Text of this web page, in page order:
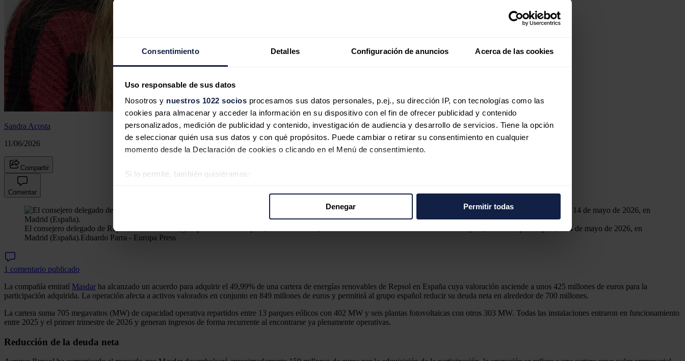
Consentimiento Detalles Configuración de anuncios Acerca de las cookies
Uso responsable de sus datos
Nosotros y nuestros 1022 socios procesamos sus datos personales, p.ej., su dirección IP, con tecnologías como las
cookies para almacenar y acceder la información en su dispositivo con el fin de ofrecer publicidad y contenido
personalizados, medición de publicidad y contenido, investigación de audiencia y desarrollo de servicios. Tiene la opción
de seleccionar quién usa sus datos y con qué propósitos. Puede cambiar o retirar su consentimiento en cualquier
momento desde la Declaración de cookies o clicando en el Menú de consentimiento.
Si lo permite, también quisiéramos:
que hayan recopilado a partir del uso que haya hecho de sus servicios.
Denegar Permitir todas
Sandra Acosta
11/06/2026
Compartir
Comentar
El consejero delegado de Repsol, Josu Jon Imaz, y el presidente de Repsol, Antonio Brufau, durante la Junta General de Accionistas de Repsol, en el Campus Repsol, a 14 de mayo de 2026, en
Madrid (España).Eduardo Parra - Europa Press
1 comentario publicado
La compañía emiratí Masdar ha alcanzado un acuerdo para adquirir el 49,99% de una cartera de energías renovables de Repsol en España cuya valoración asciende a unos 425 millones de euros para la
participación adquirida. La operación afecta a activos valorados en conjunto en 849 millones de euros y permitirá al grupo español reducir su deuda neta en alrededor de 700 millones.
La cartera suma 705 megavatios (MW) de capacidad operativa repartidos entre 13 parques eólicos con 402 MW y seis plantas fotovoltaicas con otros 303 MW. Todas las instalaciones entraron en funcionamiento
entre 2025 y el primer trimestre de 2026 y generan ingresos de forma recurrente al encontrarse ya plenamente operativas.
Reducción de la deuda neta